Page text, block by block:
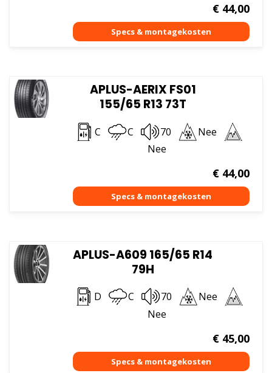
€44,00
APLUS-AERIX FS01
155/65 R13 73T
C C 70
Nee
Nee
€44,00
APLUS-A609 165/65 R14
79H
D C 70
Nee
Nee
€45,00